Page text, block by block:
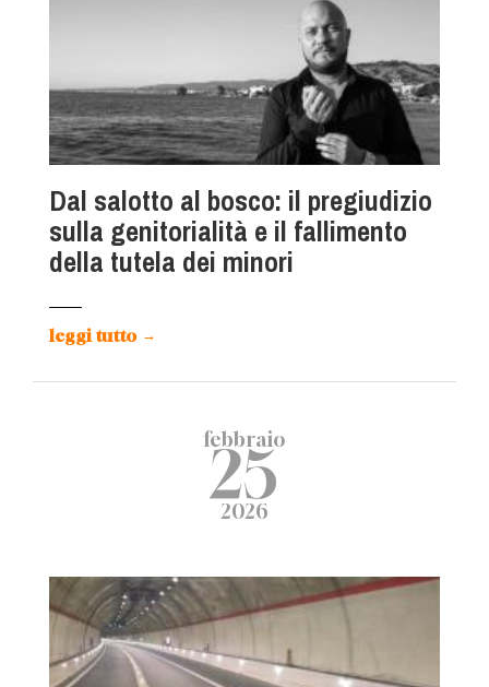
Dal salotto al bosco: il pregiudizio
sulla genitorialità e il fallimento
della tutela dei minori
leggi tutto →
febbraio
25
2026